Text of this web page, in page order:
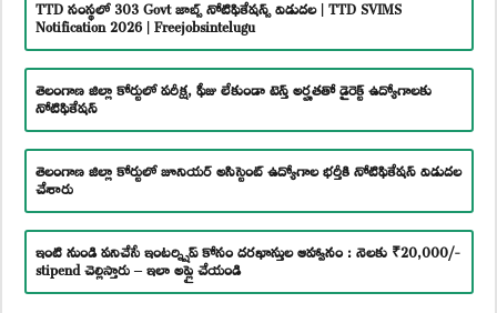
TTD సంస్థలో 303 Govt జాబ్స్ నోటిఫికేషన్స్ విడుదల | TTD SVIMS
Notification 2026 | Freejobsintelugu
తెలంగాణ జిల్లా కోర్టులో పరీక్ష, ఫీజు లేకుండా టెన్త్ అర్హతతో డైరెక్ట్ ఉద్యోగాలకు
నోటిఫికేషన్
తెలంగాణ జిల్లా కోర్టులో జూనియర్ అసిస్టెంట్ ఉద్యోగాల భర్తీకి నోటిఫికేషన్ విడుదల
చేశారు
ఇంటి నుండి పనిచేసే ఇంటర్న్షిప్ కోసం దరఖాస్తుల ఆహ్వానం : నెలకు ₹20,000/-
stipend చెల్లిస్తారు – ఇలా అప్లై చేయండి